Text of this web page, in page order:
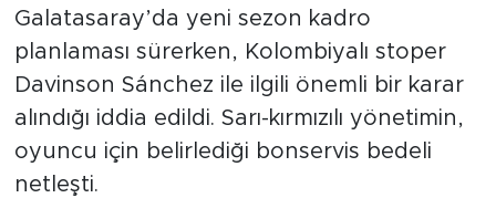
Galatasaray’da yeni sezon kadro
planlaması sürerken, Kolombiyalı stoper
Davinson Sánchez ile ilgili önemli bir karar
alındığı iddia edildi. Sarı-kırmızılı yönetimin,
oyuncu için belirlediği bonservis bedeli
netleşti.